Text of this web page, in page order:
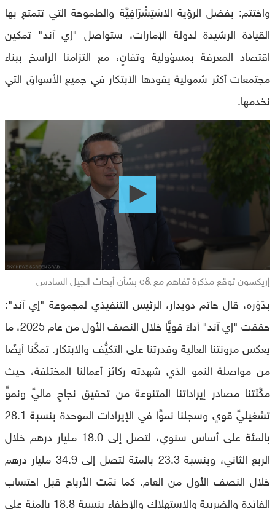
واختتم: بفضل الرؤية الاسْتِشْرَافِيَّة والطموحة التي تتمتع بها
القيادة الرشيدة لدولة الإمارات، ستواصل "إي آند" تمكين
اقتصاد المعرفة بمسؤولية وتَفَانٍ، مع التزامنا الراسخ ببناء
مجتمعات أكثر شمولية يقودها الابتكار في جميع الأسواق التي
نخدمها.
seconds
of
0
seconds
إريكسون توقع مذكرة تفاهم مع &e بشأن أبحاث الجيل السادس
بدَوْرِه، قال حاتم دويدار، الرئيس التنفيذي لمجموعة "إي آند":
حققت "إي آند" أداءً قويًّا خلال النصف الأول من عام 2025، ما
يعكس مرونتنا العالية وقدرتنا على التكيُّف والابتكار. تمكَّنا أيضًا
من مواصلة النمو الذي شهدته ركائز أعمالنا المختلفة، حيث
مكَّنَتنا مصادر إيراداتنا المتنوعة من تحقيق نجاحٍ ماليٍّ ونموٍّ
تشغيليٍّ قوي وسجلنا نموًّا في الإيرادات الموحدة بنسبة 28.1
بالمئة على أساس سنوي، لتصل إلى 18.0 مليار درهم خلال
الربع الثاني، وبنسبة 23.3 بالمئة لتصل إلى 34.9 مليار درهم
خلال النصف الأول من العام. كما نَمَت الأرباح قبل احتساب
الفائدة والضريبة والاستهلاك والإطفاء بنسبة 18.8 بالمئة على